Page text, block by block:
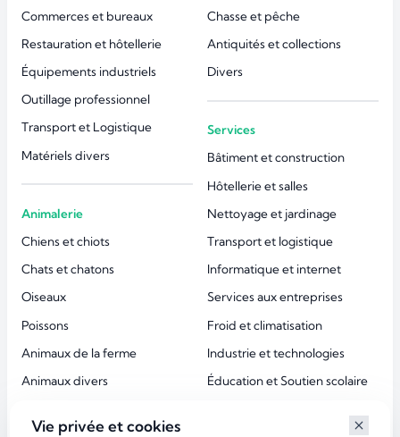
Commerces et bureaux
Restauration et hôtellerie
Équipements industriels
Outillage professionnel
Transport et Logistique
Matériels divers
Animalerie
Chiens et chiots
Chats et chatons
Oiseaux
Poissons
Animaux de la ferme
Animaux divers
Chasse et pêche
Antiquités et collections
Divers
Services
Bâtiment et construction
Hôtellerie et salles
Nettoyage et jardinage
Transport et logistique
Informatique et internet
Services aux entreprises
Froid et climatisation
Industrie et technologies
Éducation et Soutien scolaire
Vie privée et cookies